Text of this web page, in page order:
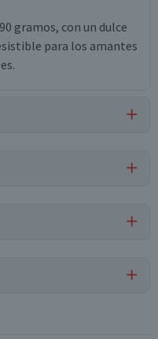
gramos, con un dulce
para los amantes
entera, emulsionante
(ácido